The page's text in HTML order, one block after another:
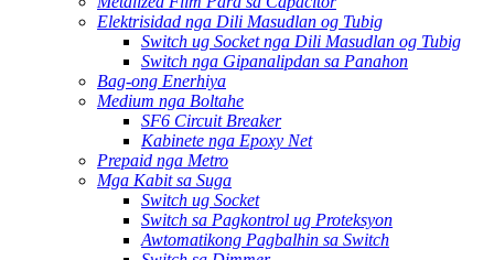
Elektrisidad nga Dili Masudlan og Tubig
Switch ug Socket nga Dili Masudlan og Tubig
Switch nga Gipanalipdan sa Panahon
Bag-ong Enerhiya
Medium nga Boltahe
SF6 Circuit Breaker
Kabinete nga Epoxy Net
Prepaid nga Metro
Mga Kabit sa Suga
Switch ug Socket
Switch sa Pagkontrol ug Proteksyon
Awtomatikong Pagbalhin sa Switch